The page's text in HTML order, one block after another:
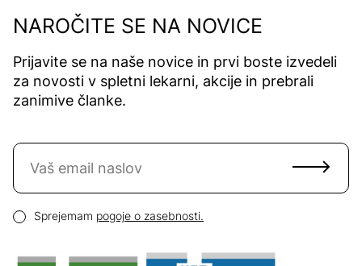
NAROČITE SE NA NOVICE
Prijavite se na naše novice in prvi boste izvedeli
za novosti v spletni lekarni, akcije in prebrali
zanimive članke.
Naročite se na novice
Pogoji zasebnosti
Sprejemam pogoje o zasebnosti.